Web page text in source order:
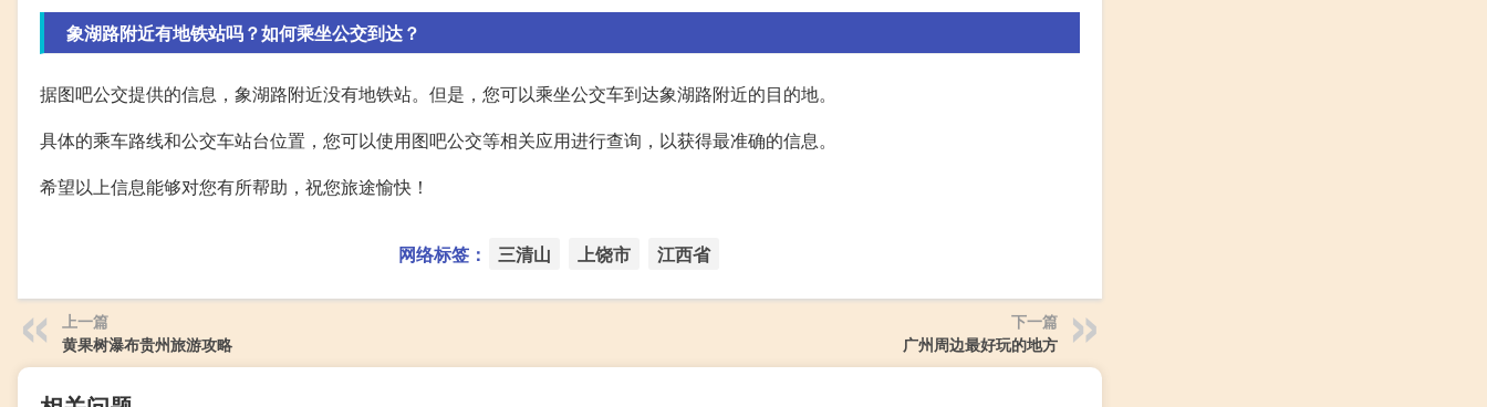
象湖路附近有地铁站吗？如何乘坐公交到达？
据图吧公交提供的信息，象湖路附近没有地铁站。但是，您可以乘坐公交车到达象湖路附近的目的地。
具体的乘车路线和公交车站台位置，您可以使用图吧公交等相关应用进行查询，以获得最准确的信息。
希望以上信息能够对您有所帮助，祝您旅途愉快！
网络标签： 三清山 上饶市 江西省
上一篇
黄果树瀑布贵州旅游攻略
下一篇
广州周边最好玩的地方